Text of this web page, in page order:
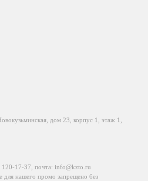
дом 23, корпус 1, этаж 1,
120-17-37 , почта: info@kzto.ru
нашего промо запрещено без